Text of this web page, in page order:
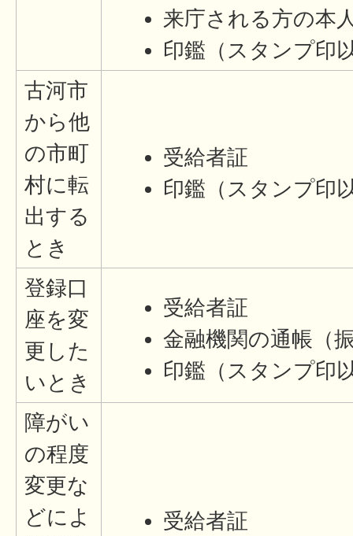
来庁される方の本
印鑑（スタンプ印
古河市
から他
の市町
村に転
出する
とき
受給者証
印鑑（スタンプ印
登録口
座を変
更した
いとき
受給者証
金融機関の通帳（
印鑑（スタンプ印
障がい
の程度
変更な
どによ
受給者証